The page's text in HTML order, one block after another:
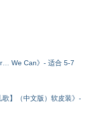
We Can》- 适合 5-7
】（中文版）软皮装》-